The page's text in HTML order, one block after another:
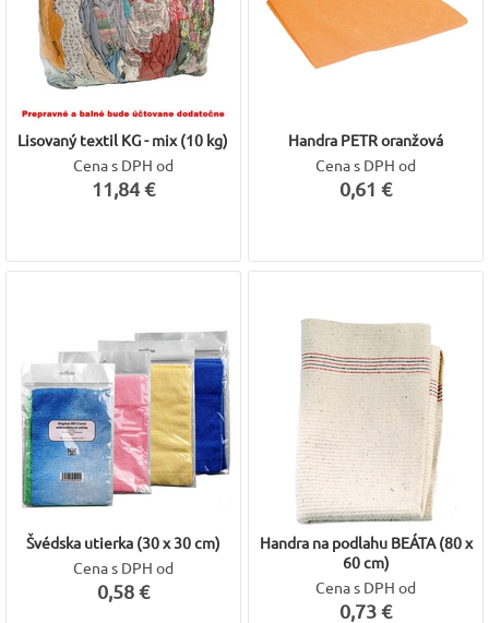
Lisovaný textil KG - mix (10 kg)
Cena s DPH od
11,84 €
Handra PETR oranžová
Cena s DPH od
0,61 €
Švédska utierka (30 x 30 cm)
Cena s DPH od
0,58 €
Handra na podlahu BEÁTA (80 x
60 cm)
Cena s DPH od
0,73 €